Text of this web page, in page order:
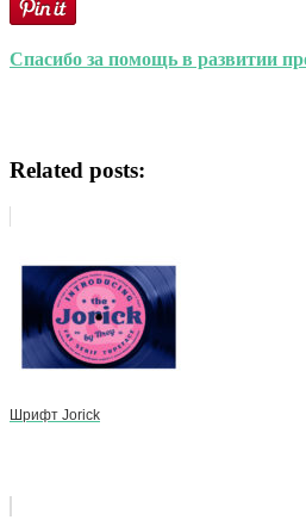
Спасибо за помощь в развитии
Related posts:
Шрифт Jorick